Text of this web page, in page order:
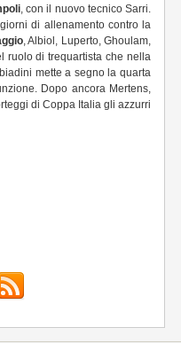
, con il nuovo tecnico Sarri.
di allenamento contro la
, Albiol, Luperto, Ghoulam,
ruolo di trequartista che nella
mette a segno la quarta
Dopo ancora Mertens,
di Coppa Italia gli azzurri